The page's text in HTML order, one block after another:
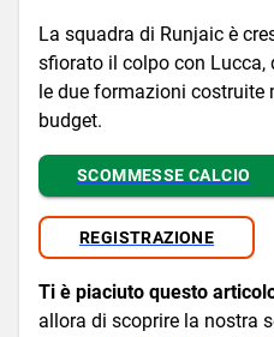
La squadra di Runjaic è
sfiorato il colpo con Lucca,
le due formazioni costruite
budget.
SCOMMESSE CALCIO
REGISTRAZIONE
Ti è piaciuto questo
allora di scoprire la nostra